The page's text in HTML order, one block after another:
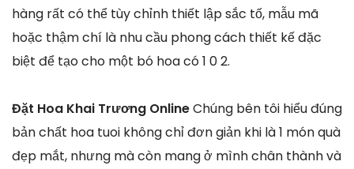
hàng rất có thể tùy chỉnh thiết lập sắc tố, mẫu mã
hoặc thậm chí là nhu cầu phong cách thiết kế đặc
biệt để tạo cho một bó hoa có 1 0 2.
Đặt Hoa Khai Trương OnlineChúng bên tôi hiểu đúng
bản chất hoa tuoi không chỉ đơn giản khi là 1 món quà
đẹp mắt, nhưng mà còn mang ở mình chân thành và